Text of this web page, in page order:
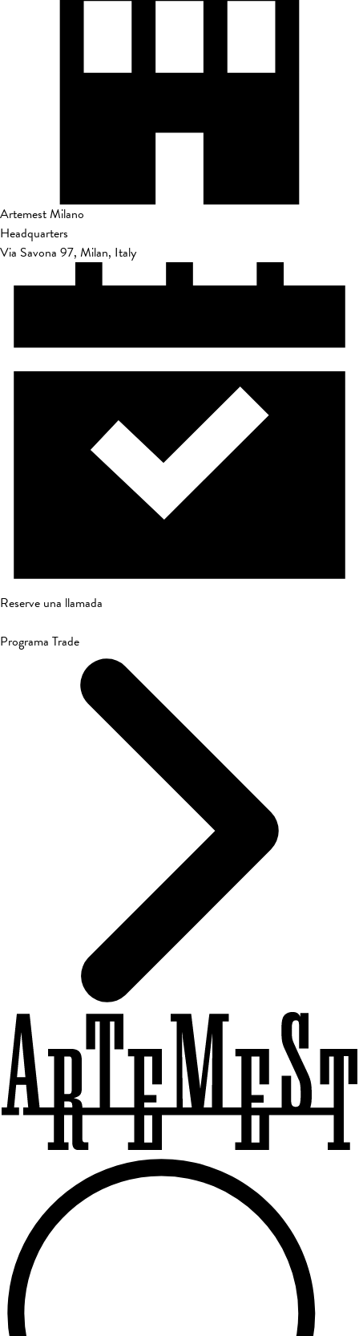
Artemest Milano
Headquarters
Via Savona 97, Milan, Italy
Reserve una llamada
Programa Trade